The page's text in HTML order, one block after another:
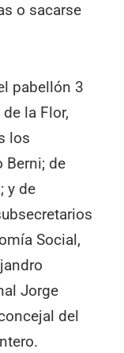
o sacarse
pabellón 3
la Flor,
los
Berni; de
y de
Social,
Jorge
del